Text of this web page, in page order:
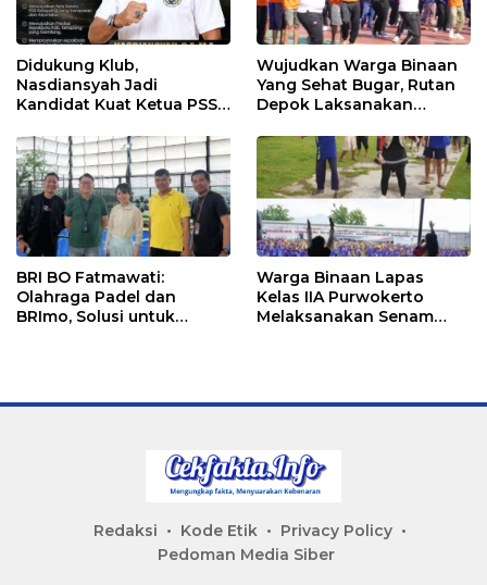
Didukung Klub,
Nasdiansyah Jadi
Kandidat Kuat Ketua PSSI
Wujudkan Warga Binaan
Yang Sehat Bugar, Rutan
Depok Laksanakan
BRI BO Fatmawati:
Olahraga Padel dan
BRImo, Solusi untuk
Warga Binaan Lapas
Kelas IIA Purwokerto
Melaksanakan Senam
Redaksi Kode Etik
Privacy Policy
Pedoman Media Siber